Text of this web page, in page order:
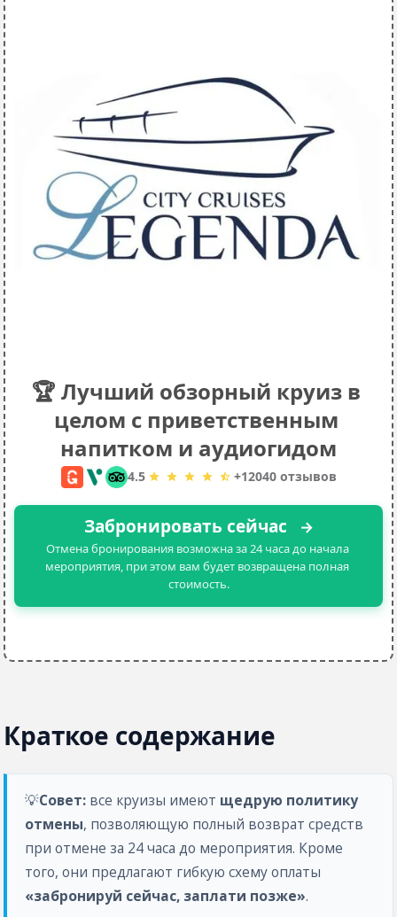
🏆 Лучший обзорный круиз в
целом с приветственным
напитком и аудиогидом
4.5 +12040отзывов
Забронировать сейчас →
Отмена бронирования возможна за 24 часа до начала
мероприятия, при этом вам будет возвращена полная
стоимость.
Краткое содержание
💡Совет: все круизы имеют щедрую политику
отмены, позволяющую полный возврат средств
при отмене за 24 часа до мероприятия. Кроме
«забронируй сейчас, заплати позже».